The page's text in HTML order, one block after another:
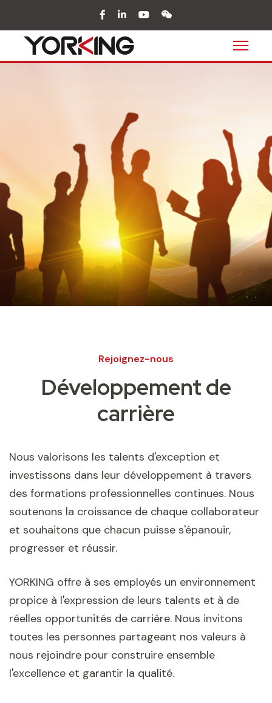
facebook
in youtubewechat
Rejoignez-nous
Développement de
carrière
Nous valorisons les talents d'exception et
investissons dans leur développement à travers
des formations professionnelles continues. Nous
soutenons la croissance de chaque collaborateur
et souhaitons que chacun puisse s'épanouir,
progresser et réussir.
YORKING offre à ses employés un environnement
propice à l'expression de leurs talents et à de
réelles opportunités de carrière. Nous invitons
toutes les personnes partageant nos valeurs à
nous rejoindre pour construire ensemble
l'excellence et garantir la qualité.